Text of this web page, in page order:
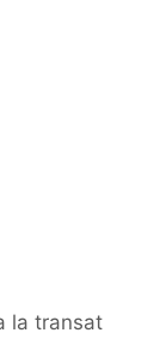
la transat